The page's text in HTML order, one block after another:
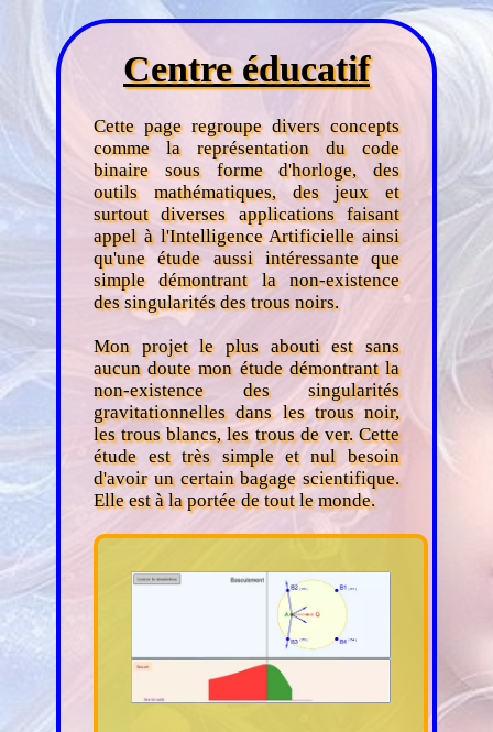
Centre éducatif
Cette page regroupe divers concepts
comme la représentation du code
binaire sous forme d'horloge, des
outils mathématiques, des jeux et
surtout diverses applications faisant
appel à l'Intelligence Artificielle ainsi
qu'une étude aussi intéressante que
simple démontrant la non-existence
des singularités des trous noirs.
Mon projet le plus abouti est sans
aucun doute mon étude démontrant la
non-existence des singularités
gravitationnelles dans les trous noir,
les trous blancs, les trous de ver. Cette
étude est très simple et nul besoin
d'avoir un certain bagage scientifique.
Elle est à la portée de tout le monde.